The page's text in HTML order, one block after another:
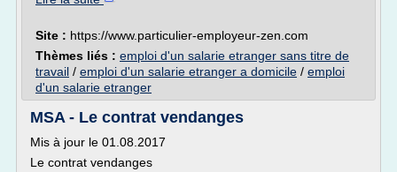
Site : https://www.particulier-employeur-zen.com
Thèmes liés : emploi d'un salarie etranger sans titre de
travail / emploi d'un salarie etranger a domicile / emploi
d'un salarie etranger
MSA - Le contrat vendanges
Mis à jour le 01.08.2017
Le contrat vendanges